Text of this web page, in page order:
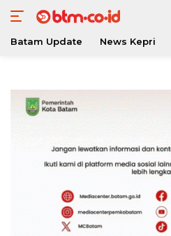
konten
Batam Update News Kepri